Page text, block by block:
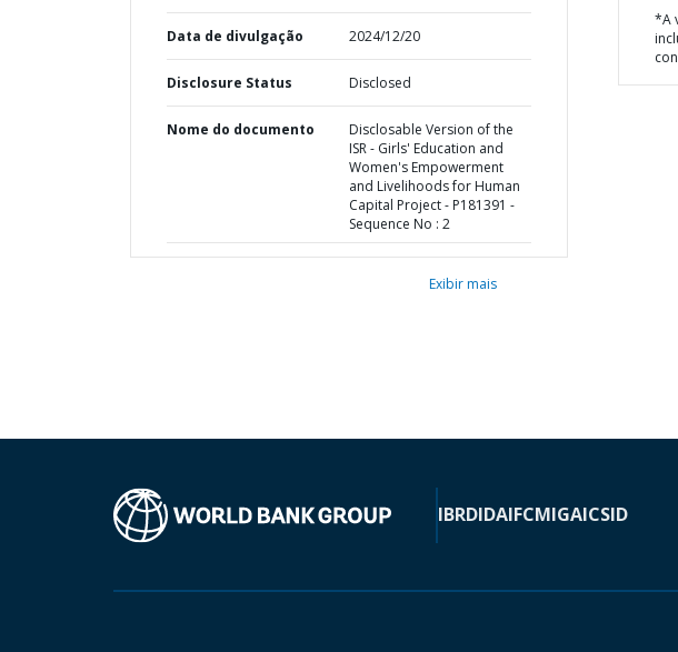
Data de divulgação 2024/12/20
Disclosure Status Disclosed
Nome do documento
Disclosable Version of the
ISR - Girls' Education and
Women's Empowerment
and Livelihoods for Human
Capital Project - P181391 -
Sequence No : 2
Exibir mais
*A
IBRDIDAIFCMIGAICSID